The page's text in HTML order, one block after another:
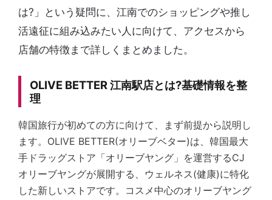
は?」という疑問に、江南でのショッピングや推し
活遠征に組み込みたい人に向けて、アクセスから
店舗の特徴まで詳しくまとめました。
OLIVE BETTER 江南駅店とは?基礎情報を整
理
韓国旅行が初めての方に向けて、まず前提から説明し
ます。OLIVE BETTER(オリーブベター)は、韓国最大
手ドラッグストア「オリーブヤング」を運営するCJ
オリーブヤングが展開する、ウェルネス(健康)に特化
した新しいストアです。コスメ中心のオリーブヤング